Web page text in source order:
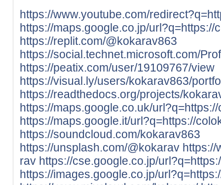
https://www.youtube.com/
https://maps.google.co.jp/url?q=https://
https://replit.com/@kokarav863
https://social.technet.microsoft.com/
https://peatix.com/user/19109767/view
https://visual.ly/users/kokarav863/
https://readthedocs.org/projects/
https://maps.google.co.uk/
https://maps.google.it/url?q=https://
https://soundcloud.com/kokarav863
https://unsplash.com/@kokarav https://
rav https://cse.google.co.jp/
https://images.google.co.jp/